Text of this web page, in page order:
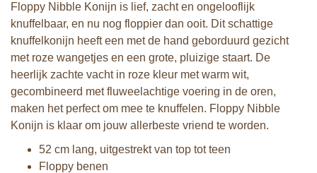
Floppy Nibble Konijn is lief, zacht en ongelooflijk
knuffelbaar, en nu nog floppier dan ooit. Dit schattige
knuffelkonijn heeft een met de hand geborduurd gezicht
met roze wangetjes en een grote, pluizige staart. De
heerlijk zachte vacht in roze kleur met warm wit,
gecombineerd met fluweelachtige voering in de oren,
maken het perfect om mee te knuffelen. Floppy Nibble
Konijn is klaar om jouw allerbeste vriend te worden.
52 cm lang, uitgestrekt van top tot teen
Floppy benen